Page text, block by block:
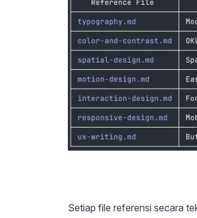
Setiap file referensi secara